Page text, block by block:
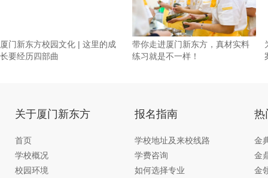
厦门新东方校园文化 | 这里的成
长要经历四部曲
带你走进厦门新东方，真材实料
练习就是不一样！
关于厦门新东方
首页
学校概况
校园环境
报名指南
学校地址及来校线路
学费咨询
如何选择专业
热
金
金
金